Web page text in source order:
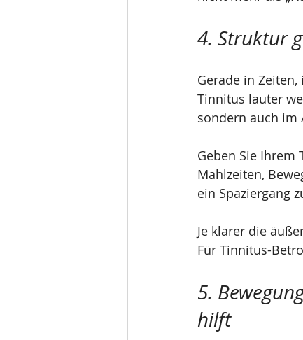
4. Struktur
Gerade in
Tinnitus lauter
sondern auch im
Geben Sie Ihrem
Mahlzeiten,
ein Spaziergang
Je klarer die
Für Tinnitus-
5.
hilft